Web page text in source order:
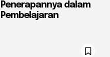
Penerapannya dalam
Pembelajaran